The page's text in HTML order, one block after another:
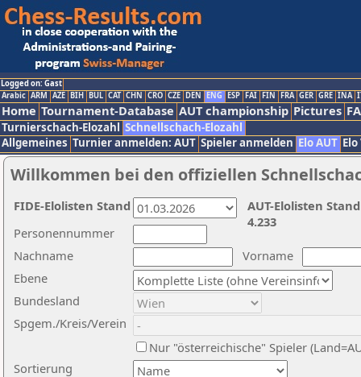
Logged on: Gast
Arabic ARM AZE BIH BUL CAT CHN CRO CZE DEN ENG ESP FAI FIN FRA GER GRE INA
Home Tournament-Database AUT championship Pictures
Turnierschach-Elozahl Schnellschach-Elozahl
Allgemeines Turnier anmelden: AUT Spieler anmelden Elo AUT
Willkommen bei den offiziellen
Nachname
Vorname
Ebene
Sortierung
Personennummer
Bundesland
Spgem./Kreis/Verein
Nur "österreichische" Spieler
AUT-Elolisten
4.233
FIDE-Elolisten Stand